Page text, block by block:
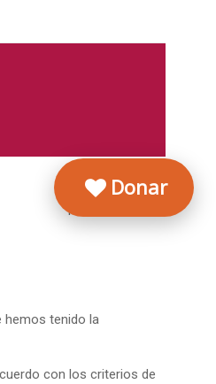
Noviembre, 2025
hemos tenido la
con los criterios de
Donar